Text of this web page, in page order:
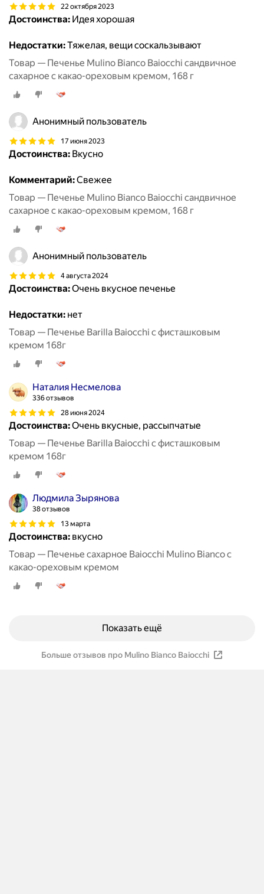
22 октября 2023
Достоинства: Идея хорошая
Недостатки:Тяжелая, вещи соскальзывают
Товар — Печенье Mulino Bianco Baiocchi сандвичное
сахарное с какао-ореховым кремом, 168 г
Анонимный пользователь
17 июня 2023
Достоинства: Вкусно
Комментарий:Свежее
Товар — Печенье Mulino Bianco Baiocchi сандвичное
сахарное с какао-ореховым кремом, 168 г
Анонимный пользователь
4 августа 2024
Достоинства:Очень вкусное печенье
Недостатки: нет
Товар — Печенье Barilla Baiocchi с фисташковым
кремом 168г
Наталия Несмелова
336 отзывов
28 июня 2024
Достоинства:Очень вкусные, рассыпчатые
Товар — Печенье Barilla Baiocchi с фисташковым
кремом 168г
Людмила Зырянова
38 отзывов
13 марта
Достоинства: вкусно
Товар — Печенье сахарное Baiocchi Mulino Bianco с
какао-ореховым кремом
Показать ещё
Больше отзывов про Mulino Bianco Baiocchi